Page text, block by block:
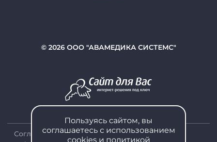
© 2026 ООО "АВАМЕДИКА СИСТЕМС"
Согласие на
Пользуясь сайтом, вы
соглашаетесь с использованием
cookies и политикой